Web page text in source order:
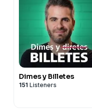
Dimes y Billetes
151 Listeners